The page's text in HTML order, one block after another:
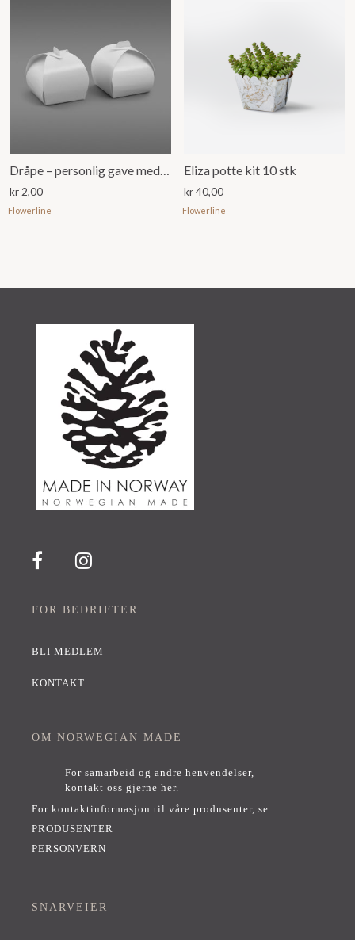
Dråpe – personlig gave med plass til 1 konfekt
kr2,00
Flowerline
Eliza potte kit 10 stk
kr40,00
Flowerline
FOR BEDRIFTER
BLI MEDLEM
KONTAKT
OM NORWEGIAN MADE
For samarbeid og andre henvendelser,
kontakt oss gjerne her.
For kontaktinformasjon til våre produsenter, se
PRODUSENTER
PERSONVERN
SNARVEIER